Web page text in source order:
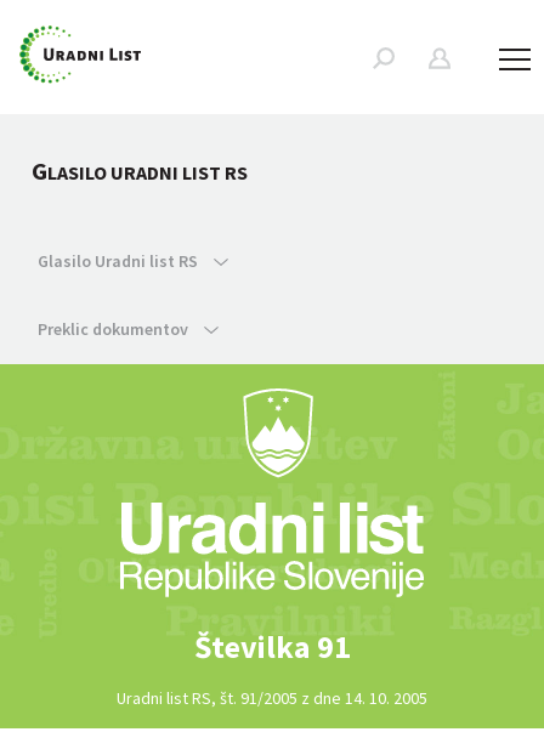
GLASILO URADNI LIST RS
Glasilo Uradni list RS
Preklic dokumentov
Številka 91
Uradni list RS, št. 91/2005 z dne 14. 10. 2005